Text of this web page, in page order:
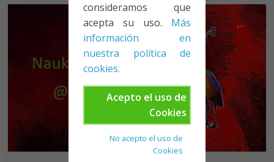
consideramos que
acepta su uso. Más
información en
nuestra política de
cookies.
Acepto el uso de
Cookies
No acepto el uso de
Cookies